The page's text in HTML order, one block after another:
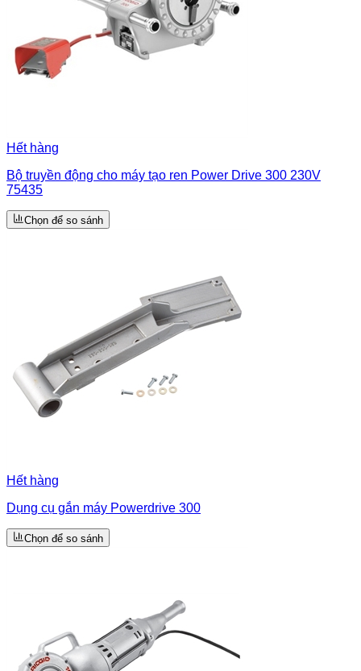
Hết hàng
Bộ truyền động cho máy tạo ren Power Drive 300 230V
75435
Chọn để so sánh
Hết hàng
Dụng cụ gắn máy Powerdrive 300
Chọn để so sánh